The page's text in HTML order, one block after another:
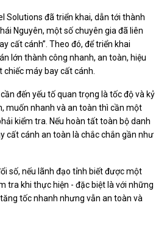
Solutions đã triển khai, dẫn tới thành
Nguyên, một số chuyên gia đã liên
cất cánh”. Theo đó, để triển khai
lớn thành công nhanh, an toàn, hiệu
máy bay cất cánh.
đến yếu tố quan trọng là tốc độ và kỷ
muốn nhanh và an toàn thì cần một
kiểm tra. Nếu hoàn tất toàn bộ danh
cất cánh an toàn là chắc chắn gần như
số, nếu lãnh đạo tỉnh biết được một
tra khi thực hiện - đặc biệt là với những
tốc nhanh nhưng vẫn an toàn và